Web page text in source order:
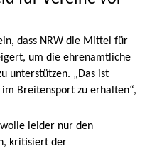
dass NRW die Mittel für
um die ehrenamtliche
unterstützen. „Das ist
Breitensport zu erhalten“,
wolle leider nur den
kritisiert der